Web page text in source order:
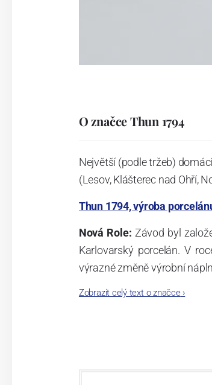
O značce Thun 1794
Největší (podle tržeb)
(Lesov, Klášterec nad Ohří,
Thun 1794, výroba
Nová Role: Závod byl
Karlovarský porcelán. V
výrazné změně výrobní
Zobrazit celý text o značce›